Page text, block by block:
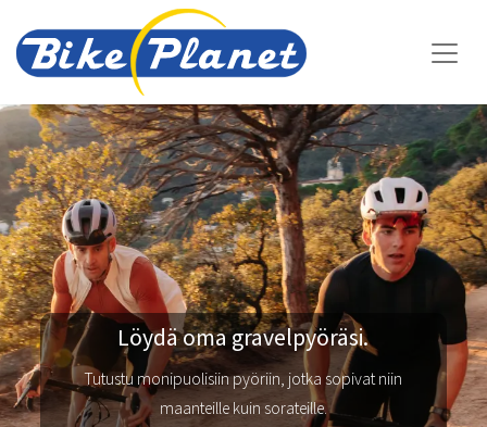
Löydä oma gravelpyöräsi.
Tutustu monipuolisiin pyöriin, jotka sopivat niin
maanteille kuin sorateille.